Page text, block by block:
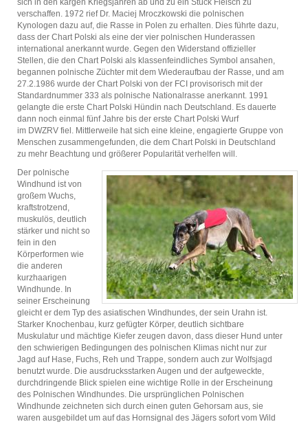
sich in den kargen Kriegsjahren ab und zu ein Stück Fleisch zu
verschaffen. 1972 rief Dr. Maciej Mroczkowski die polnischen
Kynologen dazu auf, die Rasse in Polen zu erhalten. Dies führte dazu,
dass der Chart Polski als eine der vier polnischen Hunderassen
international anerkannt wurde. Gegen den Widerstand offizieller
Stellen, die den Chart Polski als klassenfeindliches Symbol ansahen,
begannen polnische Züchter mit dem Wiederaufbau der Rasse, und am
27.2.1986 wurde der Chart Polski von der FCI provisorisch mit der
Standardnummer 333 als polnische Nationalrasse anerkannt. 1991
gelangte die erste Chart Polski Hündin nach Deutschland. Es dauerte
dann noch einmal fünf Jahre bis der erste Chart Polski Wurf
im DWZRV fiel. Mittlerweile hat sich eine kleine, engagierte Gruppe von
Menschen zusammengefunden, die dem Chart Polski in Deutschland
zu mehr Beachtung und größerer Popularität verhelfen will.
Der polnische
Windhund ist von
großem Wuchs,
kraftstrotzend,
muskulös, deutlich
stärker und nicht so
fein in den
Körperformen wie
die anderen
kurzhaarigen
Windhunde. In
seiner Erscheinung
gleicht er dem Typ des asiatischen Windhundes, der sein Urahn ist.
Starker Knochenbau, kurz gefügter Körper, deutlich sichtbare
Muskulatur und mächtige Kiefer zeugen davon, dass dieser Hund unter
den schwierigen Bedingungen des polnischen Klimas nicht nur zur
Jagd auf Hase, Fuchs, Reh und Trappe, sondern auch zur Wolfsjagd
benutzt wurde. Die ausdrucksstarken Augen und der aufgeweckte,
durchdringende Blick spielen eine wichtige Rolle in der Erscheinung
des Polnischen Windhundes. Die ursprünglichen Polnischen
Windhunde zeichneten sich durch einen guten Gehorsam aus, sie
waren ausgebildet um auf das Hornsignal des Jägers sofort vom Wild